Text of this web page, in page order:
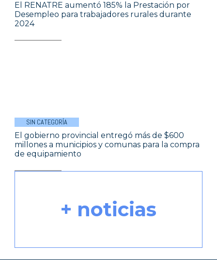
El RENATRE aumentó 185% la Prestación por
Desempleo para trabajadores rurales durante
2024
SIN CATEGORÍA
El gobierno provincial entregó más de $600
millones a municipios y comunas para la compra
de equipamiento
+ noticias